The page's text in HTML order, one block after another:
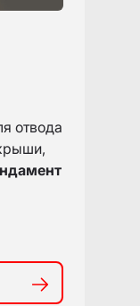
отвода